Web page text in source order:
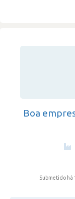
Boa
Submetido há